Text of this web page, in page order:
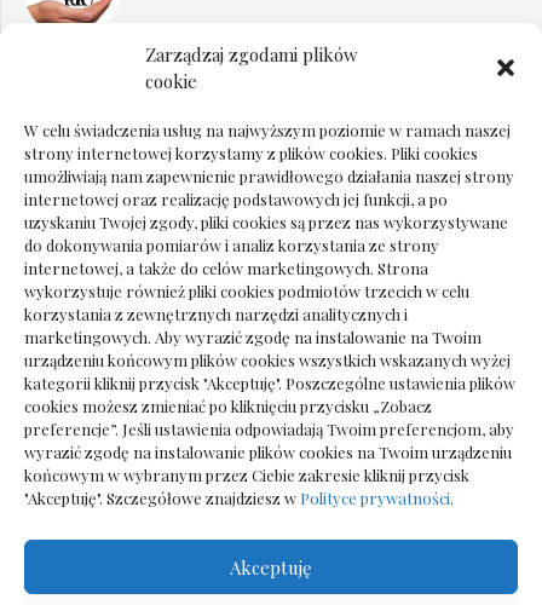
Zarządzaj zgodami plików
cookie
W celu świadczenia usług na najwyższym poziomie w ramach naszej
strony internetowej korzystamy z plików cookies. Pliki cookies
umożliwiają nam zapewnienie prawidłowego działania naszej strony
internetowej oraz realizację podstawowych jej funkcji, a po
uzyskaniu Twojej zgody, pliki cookies są przez nas wykorzystywane
do dokonywania pomiarów i analiz korzystania ze strony
internetowej, a także do celów marketingowych. Strona
wykorzystuje również pliki cookies podmiotów trzecich w celu
korzystania z zewnętrznych narzędzi analitycznych i
marketingowych. Aby wyrazić zgodę na instalowanie na Twoim
urządzeniu końcowym plików cookies wszystkich wskazanych wyżej
kategorii kliknij przycisk "Akceptuję". Poszczególne ustawienia plików
cookies możesz zmieniać po kliknięciu przycisku „Zobacz
preferencje”. Jeśli ustawienia odpowiadają Twoim preferencjom, aby
wyrazić zgodę na instalowanie plików cookies na Twoim urządzeniu
końcowym w wybranym przez Ciebie zakresie kliknij przycisk
"Akceptuję". Szczegółowe znajdziesz w Polityce prywatności.
Akceptuję
Dokumenty do odbioru przy zmianie biura
Deska podłogowa do salonu: jak wybrać bez
pośpiechu